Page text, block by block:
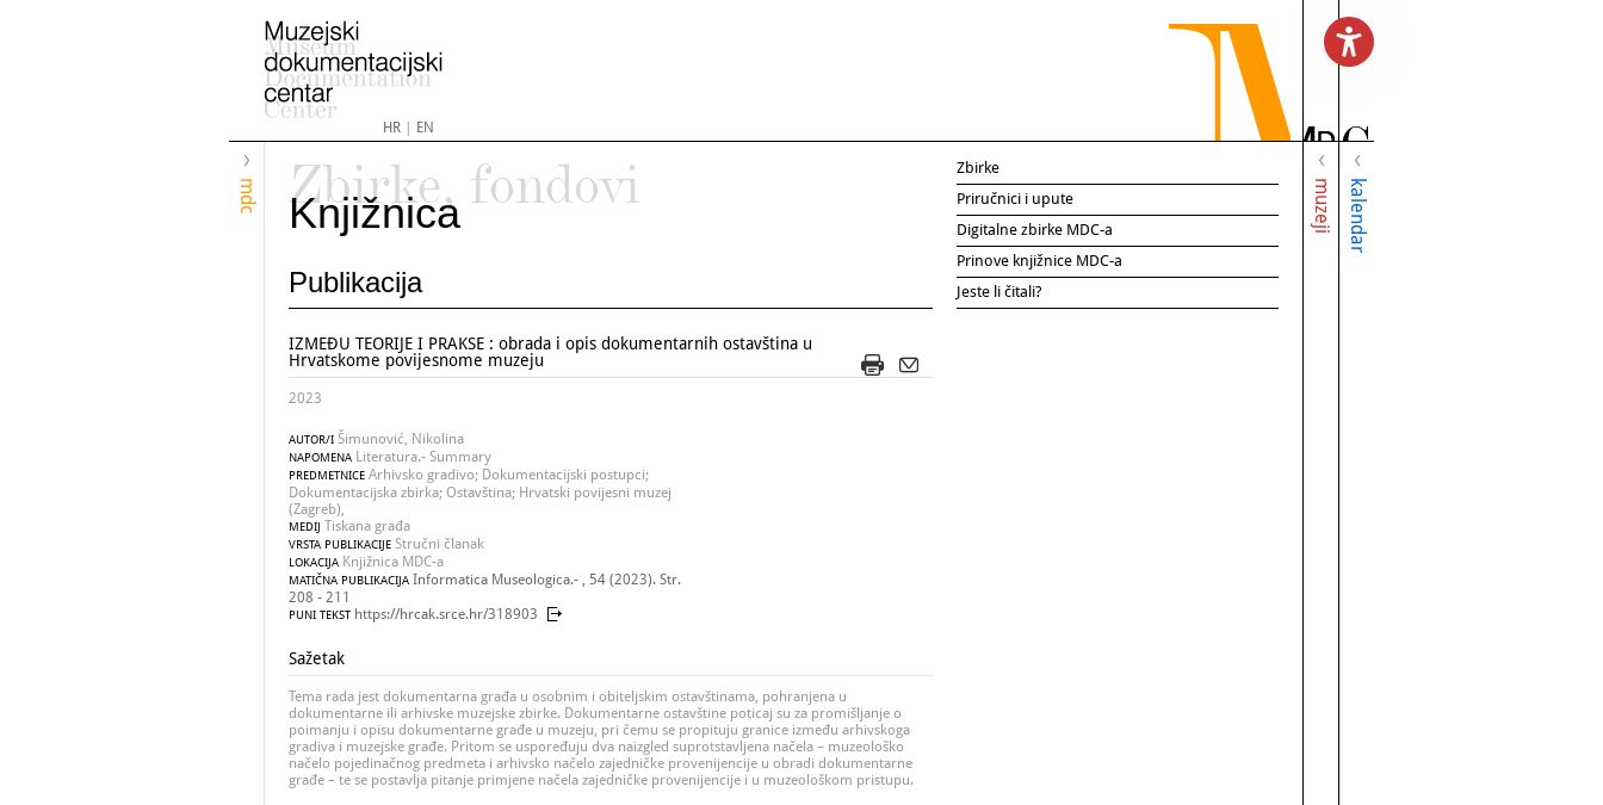
HR| EN
mdc muzeji kalendar
Zbirke, fondovi
Knjižnica
Publikacija
IZMEĐU TEORIJE I PRAKSE : obrada i opis dokumentarnih ostavština u
Hrvatskome povijesnome muzeju
2023
AUTOR/I Šimunović, Nikolina
NAPOMENA Literatura.- Summary
PREDMETNICE Arhivsko gradivo; Dokumentacijski postupci;
Dokumentacijska zbirka; Ostavština; Hrvatski povijesni muzej
(Zagreb),
MEDIJ Tiskana građa
VRSTA PUBLIKACIJE Stručni članak
LOKACIJA Knjižnica MDC-a
MATIČNA PUBLIKACIJA Informatica Museologica.- , 54 (2023). Str.
208 - 211
PUNI TEKST https://hrcak.srce.hr/318903
Sažetak
Tema rada jest dokumentarna građa u osobnim i obiteljskim ostavštinama, pohranjena u
dokumentarne ili arhivske muzejske zbirke. Dokumentarne ostavštine poticaj su za promišljanje o
poimanju i opisu dokumentarne građe u muzeju, pri čemu se propituju granice između arhivskoga
gradiva i muzejske građe. Pritom se uspoređuju dva naizgled suprotstavljena načela – muzeološko
načelo pojedinačnog predmeta i arhivsko načelo zajedničke provenijencije u obradi dokumentarne
građe – te se postavlja pitanje primjene načela zajedničke provenijencije i u muzeološkom pristupu.
Zbirke
Priručnici i upute
Digitalne zbirke MDC-a
Prinove knjižnice MDC-a
Jeste li čitali?